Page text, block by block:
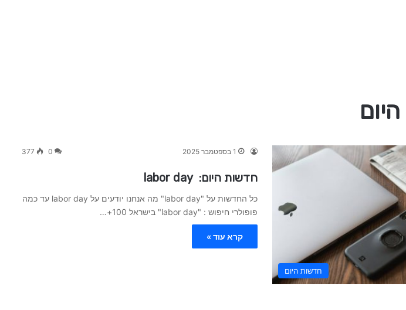
חדשות היום
1 בספטמבר 2025 0
377
חדשות היום: labor day
כל החדשות על "labor day" מה אנחנו יודעים על labor day עד כמה
פופולרי חיפוש : "labor day" בישראל 100+…
קרא עוד »